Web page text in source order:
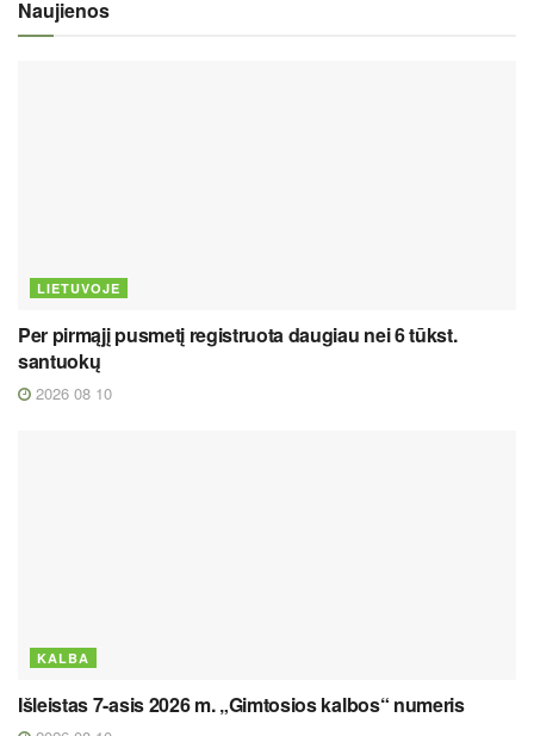
Naujienos
LIETUVOJE
Per pirmąjį pusmetį registruota daugiau nei 6 tūkst.
santuokų
2026 08 10
KALBA
Išleistas 7-asis 2026 m. „Gimtosios kalbos“ numeris